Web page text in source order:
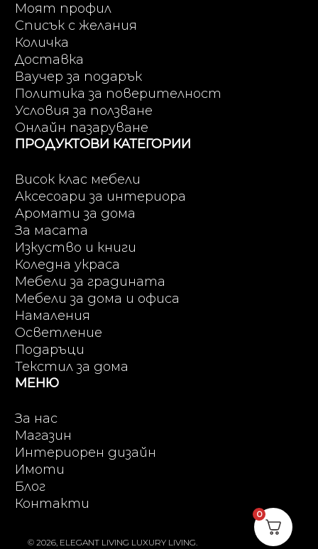
Моят профил
Списък с желания
Количка
Доставка
Ваучер за подарък
Политика за поверителност
Условия за ползване
Онлайн пазаруване
ПРОДУКТОВИ КАТЕГОРИИ
Висок клас мебели
Аксесоари за интериора
Аромати за дома
За масата
Изкуство и книги
Коледна украса
Мебели за градината
Мебели за дома и офиса
Намаления
Осветление
Подаръци
Текстил за дома
МЕНЮ
За нас
Магазин
Интериорен дизайн
Имоти
Блог
Контакти
© 2026, ELEGANT LIVING LUXURY LIVING.
0